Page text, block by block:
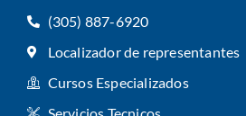
(305) 887-6920
Localizador de representantes
Cursos Especializados